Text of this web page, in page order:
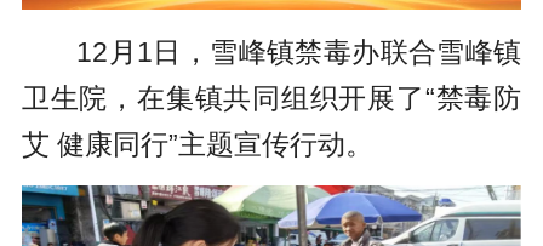
12月1日，雪峰镇禁毒办联合雪峰镇
卫生院，在集镇共同组织开展了“禁毒防
艾 健康同行”主题宣传行动。